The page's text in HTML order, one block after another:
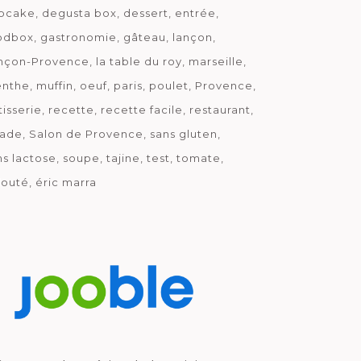
degusta box dessert
entrée
gastronomie gâteau
lançon
Provence
la table du roy
marseille
muffin oeuf paris poulet
Provence
recette recette facile
restaurant
Salon de Provence
sans gluten
lactose
soupe tajine test
tomate
éric marra